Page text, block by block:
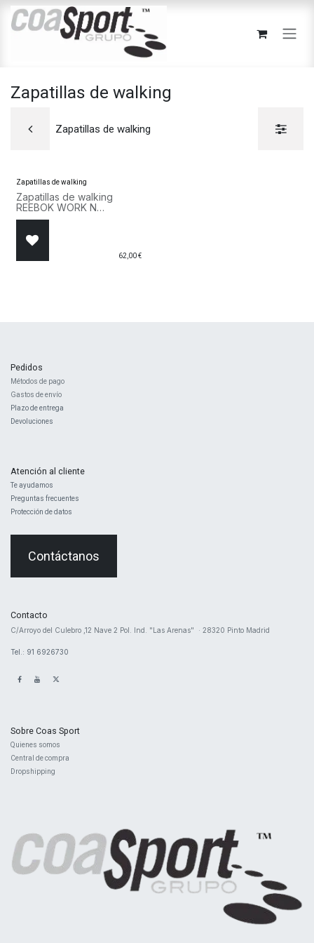
Ir al contenido
Zapatillas de walking
Zapatillas de walking
Zapatillas de walking
Zapatillas de walking
REEBOK WORK N
CUSHION 3.0 BS9525
62,00€
Pedidos
Métodos de pago
Gastos de envío
Plazo de entrega
Devoluciones
Atención al cliente
Te ayudamos
Preguntas frecuentes
Protección de datos
Contáctanos
Contacto
​C/Arroyo del Culebro ,12 Nave 2 ​Pol. Ind. "Las Arenas" · 28320 Pinto Madrid
Tel.: 91 6926730
Sobre Coas Sport
Quienes ​somos
Central de compra
Dropshipping